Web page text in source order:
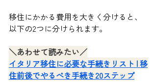
移住にかかる費用を大きく分けると、
以下の2つに分けられます。
＼あわせて読みたい／
イタリア移住に必要な手続きリスト | 移
住前後でやるべき手続き20ステップ